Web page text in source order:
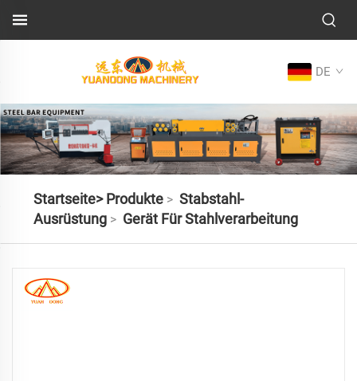
DE
Startseite> Produkte> Stabstahl-
Ausrüstung> Gerät Für Stahlverarbeitung